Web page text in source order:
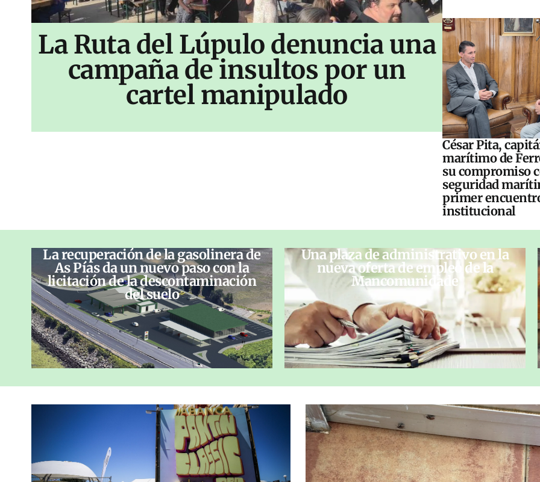
La Ruta del Lúpulo denuncia una
campaña de insultos por un
cartel manipulado
César Pita,
marítimo de
su compromiso
seguridad
primer
institucional
La recuperación de la gasolinera de
As Pías da un nuevo paso con la
licitación de la descontaminación
del suelo
Una plaza de administrativo en la
nueva oferta de empleo de la
Mancomunidade